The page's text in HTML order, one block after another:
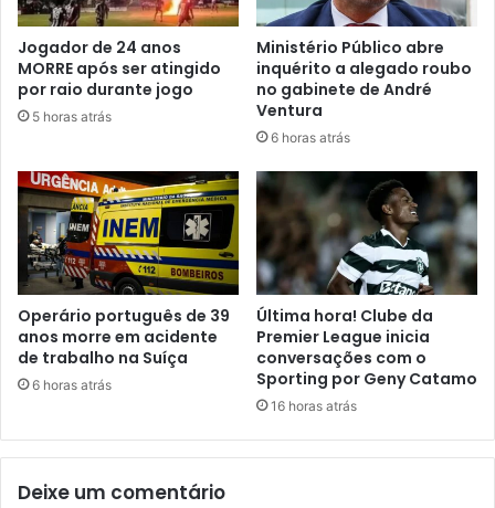
Jogador de 24 anos
MORRE após ser atingido
por raio durante jogo
5 horas atrás
Ministério Público abre
inquérito a alegado roubo
no gabinete de André
Ventura
6 horas atrás
Operário português de 39
anos morre em acidente
de trabalho na Suíça
6 horas atrás
Última hora! Clube da
Premier League inicia
conversações com o
Sporting por Geny Catamo
16 horas atrás
Deixe um comentário